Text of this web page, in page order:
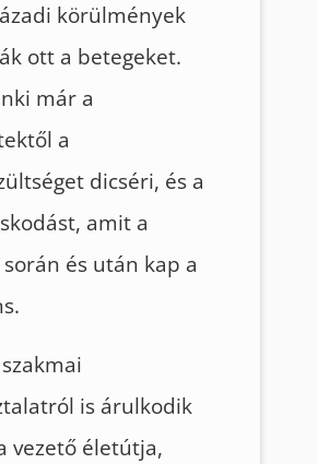
körülmények
ott a betegeket.
már a
a
dicséri, és a
amit a
és után kap a
is árulkodik
vezető életútja,